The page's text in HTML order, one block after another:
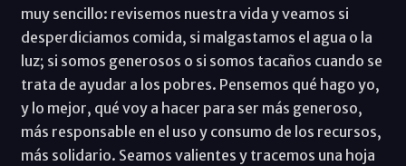
muy sencillo: revisemos nuestra vida y veamos si
desperdiciamos comida, si malgastamos el agua o la
luz; si somos generosos o si somos tacaños cuando se
trata de ayudar a los pobres. Pensemos qué hago yo,
y lo mejor, qué voy a hacer para ser más generoso,
más responsable en el uso y consumo de los recursos,
más solidario. Seamos valientes y tracemos una hoja